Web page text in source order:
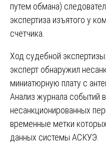
путем обмана)
экспертиза изъятого у
счетчика.
Ход судебной
эксперт обнаружил
миниатюрную плату с
Анализ журнала событий
несанкционированных
временные метки
данных системы АСКУЭ.